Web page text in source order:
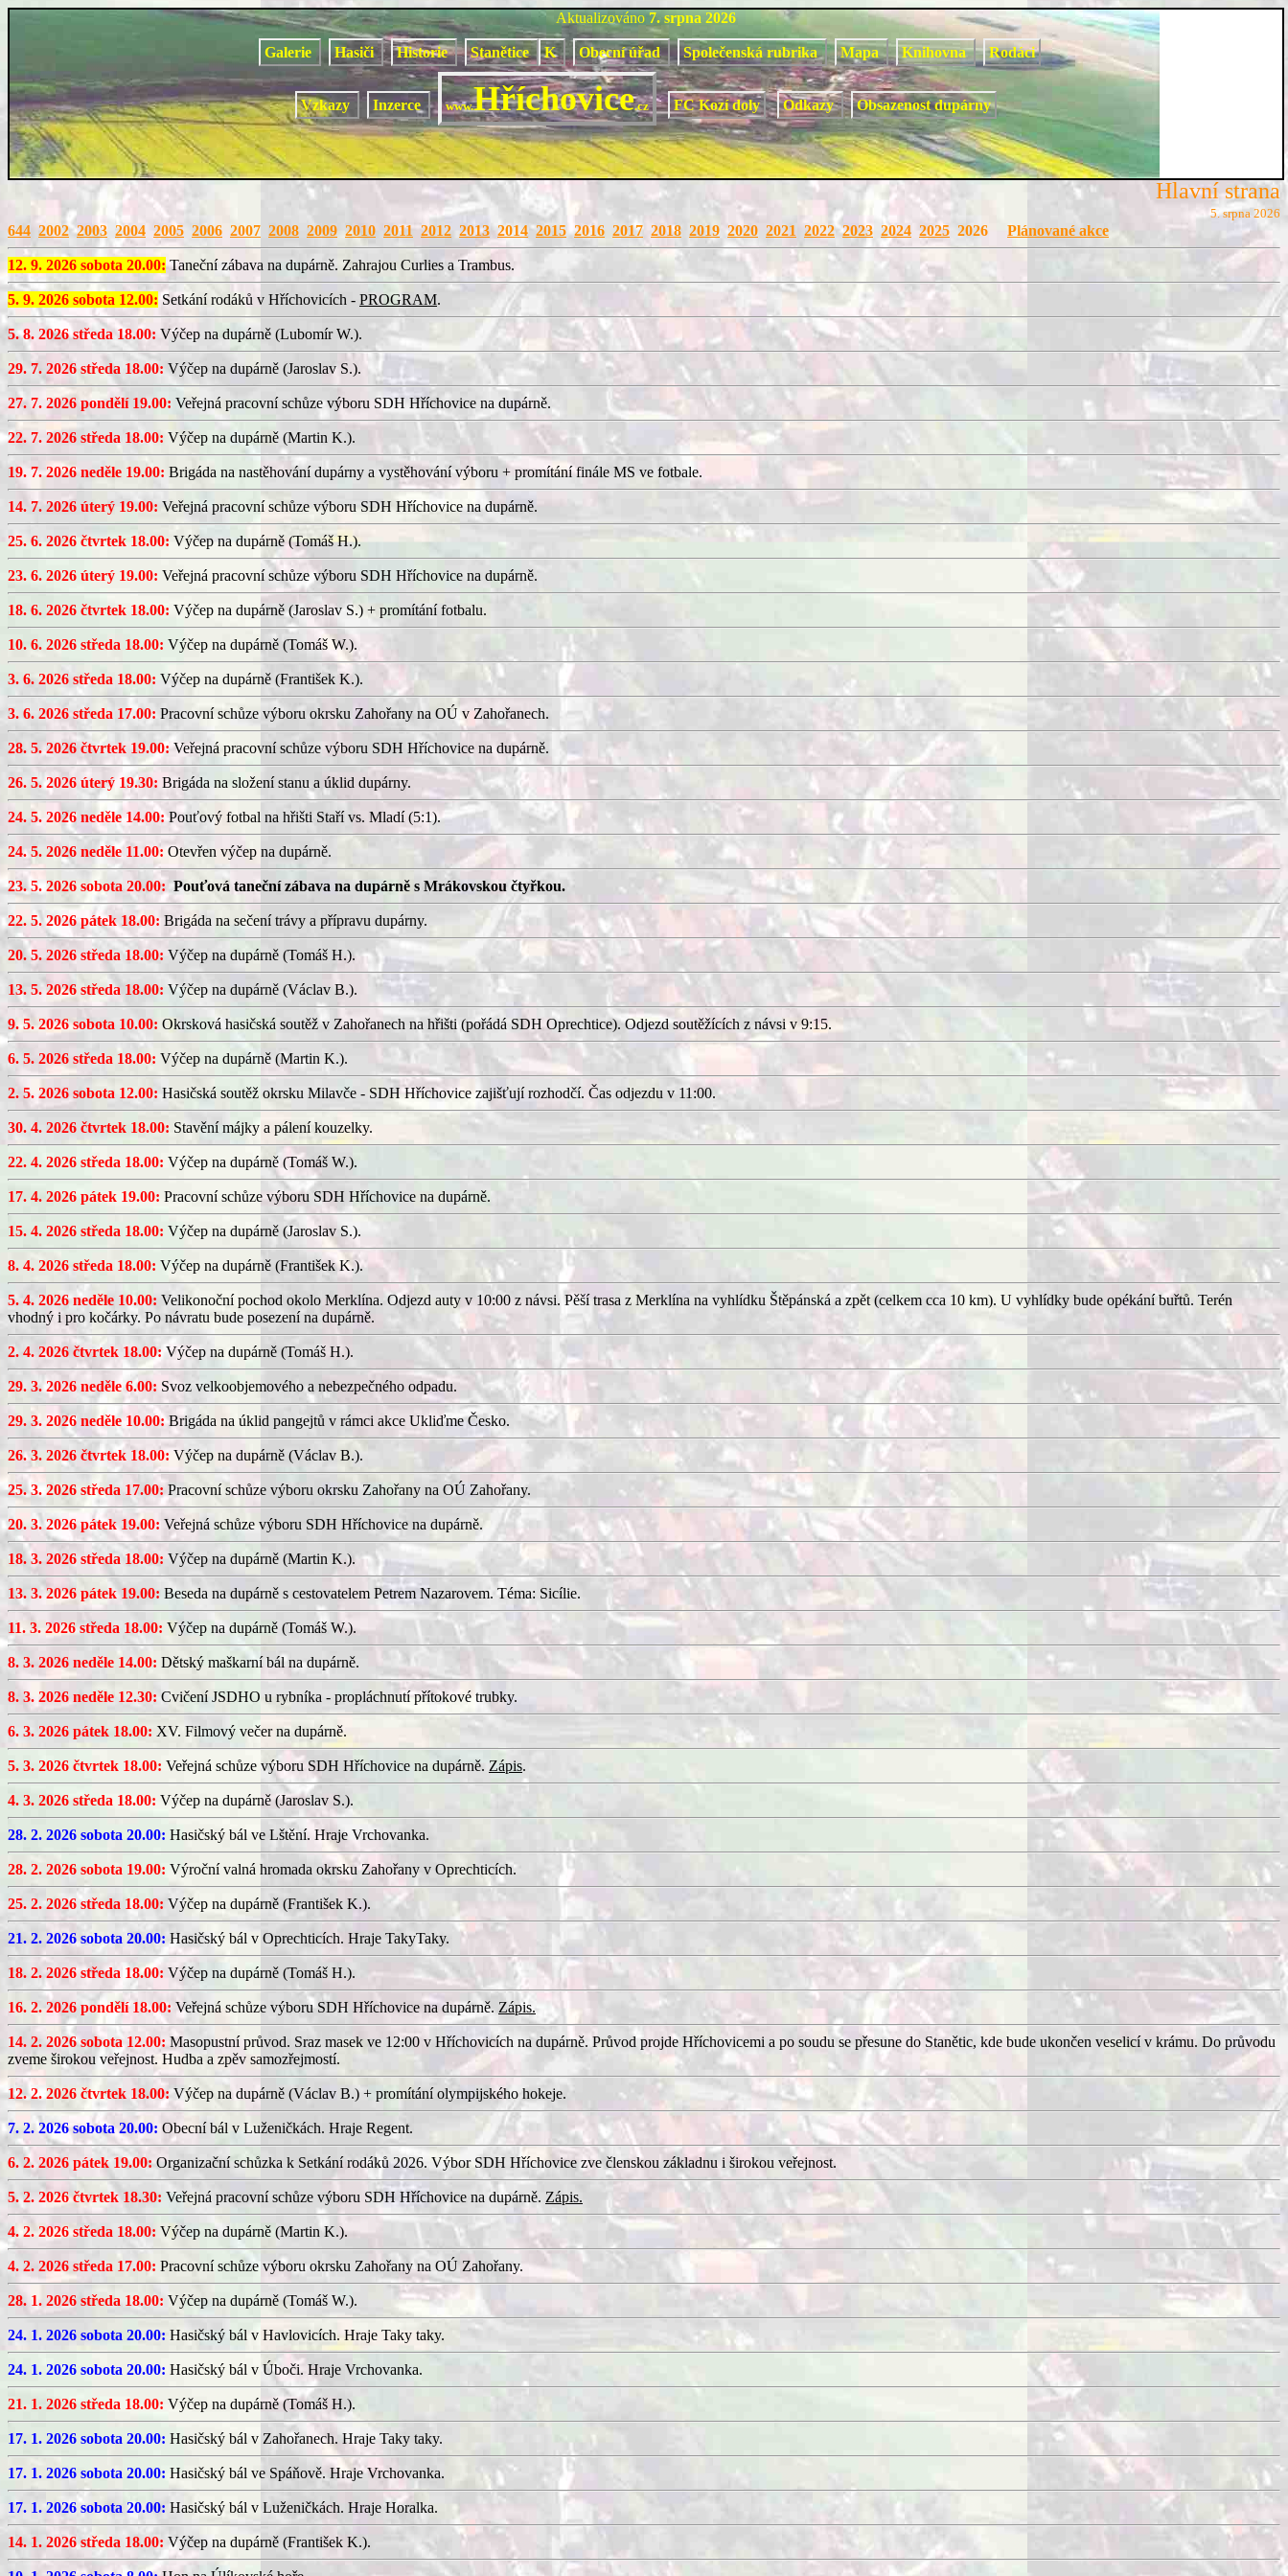
Aktualizováno 7. srpna 2026
Galerie Hasiči Historie Stanětice K Obecní úřad Společenská rubrika Mapa Knihovna Rodáci
Vzkazy Inzerce www.Hříchovice.cz FC Kozí doly Odkazy Obsazenost dupárny
Hlavní strana
5. srpna 2026
644 2002 2003 2004 2005 2006 2007 2008 2009 2010 2011 2012 2013 2014 2015 2016 2017 2018 2019 2020 2021 2022 2023 2024 2025 2026 Plánované akce
12. 9. 2026 sobota 20.00:Taneční zábava na dupárně. Zahrajou Curlies a Trambus.
5. 9. 2026 sobota 12.00: Setkání rodáků v Hříchovicích - PROGRAM.
5. 8. 2026 středa 18.00: Výčep na dupárně (Lubomír W.).
29. 7. 2026 středa 18.00: Výčep na dupárně (Jaroslav S.).
27. 7. 2026 pondělí 19.00: Veřejná pracovní schůze výboru SDH Hříchovice na dupárně.
22. 7. 2026 středa 18.00: Výčep na dupárně (Martin K.).
19. 7. 2026 neděle 19.00: Brigáda na nastěhování dupárny a vystěhování výboru + promítání finále MS ve fotbale.
14. 7. 2026 úterý 19.00: Veřejná pracovní schůze výboru SDH Hříchovice na dupárně.
25. 6. 2026 čtvrtek 18.00: Výčep na dupárně (Tomáš H.).
23. 6. 2026 úterý 19.00: Veřejná pracovní schůze výboru SDH Hříchovice na dupárně.
18. 6. 2026 čtvrtek 18.00: Výčep na dupárně (Jaroslav S.) + promítání fotbalu.
10. 6. 2026 středa 18.00: Výčep na dupárně (Tomáš W.).
3. 6. 2026 středa 18.00: Výčep na dupárně (František K.).
3. 6. 2026 středa 17.00: Pracovní schůze výboru okrsku Zahořany na OÚ v Zahořanech.
28. 5. 2026 čtvrtek 19.00:Veřejná pracovní schůze výboru SDH Hříchovice na dupárně.
26. 5. 2026 úterý 19.30: Brigáda na složení stanu a úklid dupárny.
24. 5. 2026 neděle 14.00:Pouťový fotbal na hřišti Staří vs. Mladí (5:1).
24. 5. 2026 neděle 11.00: Otevřen výčep na dupárně.
23. 5. 2026 sobota 20.00: Pouťová taneční zábava na dupárně s Mrákovskou čtyřkou.
22. 5. 2026 pátek 18.00: Brigáda na sečení trávy a přípravu dupárny.
20. 5. 2026 středa 18.00: Výčep na dupárně (Tomáš H.).
13. 5. 2026 středa 18.00: Výčep na dupárně (Václav B.).
9. 5. 2026 sobota 10.00: Okrsková hasičská soutěž v Zahořanech na hřišti (pořádá SDH Oprechtice). Odjezd soutěžících z návsi v 9:15.
6. 5. 2026 středa 18.00: Výčep na dupárně (Martin K.).
2. 5. 2026 sobota 12.00: Hasičská soutěž okrsku Milavče - SDH Hříchovice zajišťují rozhodčí. Čas odjezdu v 11:00.
30. 4. 2026 čtvrtek 18.00: Stavění májky a pálení kouzelky.
22. 4. 2026 středa 18.00: Výčep na dupárně (Tomáš W.).
17. 4. 2026 pátek 19.00: Pracovní schůze výboru SDH Hříchovice na dupárně.
15. 4. 2026 středa 18.00: Výčep na dupárně (Jaroslav S.).
8. 4. 2026 středa 18.00: Výčep na dupárně (František K.).
5. 4. 2026 neděle 10.00: Velikonoční pochod okolo Merklína. Odjezd auty v 10:00 z návsi. Pěší trasa z Merklína na vyhlídku Štěpánská a zpět (celkem cca 10 km). U vyhlídky bude opékání buřtů. Terén
vhodný i pro kočárky. Po návratu bude posezení na dupárně.
2. 4. 2026 čtvrtek 18.00: Výčep na dupárně (Tomáš H.).
29. 3. 2026 neděle 6.00: Svoz velkoobjemového a nebezpečného odpadu.
29. 3. 2026 neděle 10.00: Brigáda na úklid pangejtů v rámci akce Ukliďme Česko.
26. 3. 2026 čtvrtek 18.00: Výčep na dupárně (Václav B.).
25. 3. 2026 středa 17.00: Pracovní schůze výboru okrsku Zahořany na OÚ Zahořany.
20. 3. 2026 pátek 19.00: Veřejná schůze výboru SDH Hříchovice na dupárně.
18. 3. 2026 středa 18.00: Výčep na dupárně (Martin K.).
13. 3. 2026 pátek 19.00: Beseda na dupárně s cestovatelem Petrem Nazarovem. Téma: Sicílie.
11. 3. 2026 středa 18.00: Výčep na dupárně (Tomáš W.).
8. 3. 2026 neděle 14.00: Dětský maškarní bál na dupárně.
8. 3. 2026 neděle 12.30: Cvičení JSDHO u rybníka - propláchnutí přítokové trubky.
6. 3. 2026 pátek 18.00: XV. Filmový večer na dupárně.
5. 3. 2026 čtvrtek 18.00: Veřejná schůze výboru SDH Hříchovice na dupárně. Zápis.
4. 3. 2026 středa 18.00: Výčep na dupárně (Jaroslav S.).
28. 2. 2026 sobota 20.00: Hasičský bál ve Lštění. Hraje Vrchovanka.
28. 2. 2026 sobota 19.00: Výroční valná hromada okrsku Zahořany v Oprechticích.
25. 2. 2026 středa 18.00: Výčep na dupárně (František K.).
21. 2. 2026 sobota 20.00: Hasičský bál v Oprechticích. Hraje TakyTaky.
18. 2. 2026 středa 18.00: Výčep na dupárně (Tomáš H.).
16. 2. 2026 pondělí 18.00: Veřejná schůze výboru SDH Hříchovice na dupárně. Zápis.
14. 2. 2026 sobota 12.00: Masopustní průvod. Sraz masek ve 12:00 v Hříchovicích na dupárně. Průvod projde Hříchovicemi a po soudu se přesune do Stanětic, kde bude ukončen veselicí v krámu. Do průvodu
zveme širokou veřejnost. Hudba a zpěv samozřejmostí.
12. 2. 2026 čtvrtek 18.00: Výčep na dupárně (Václav B.) + promítání olympijského hokeje.
7. 2. 2026 sobota 20.00: Obecní bál v Luženičkách. Hraje Regent.
6. 2. 2026 pátek 19.00:Organizační schůzka k Setkání rodáků 2026. Výbor SDH Hříchovice zve členskou základnu i širokou veřejnost.
5. 2. 2026 čtvrtek 18.30: Veřejná pracovní schůze výboru SDH Hříchovice na dupárně. Zápis.
4. 2. 2026 středa 18.00: Výčep na dupárně (Martin K.).
4. 2. 2026 středa 17.00: Pracovní schůze výboru okrsku Zahořany na OÚ Zahořany.
28. 1. 2026 středa 18.00: Výčep na dupárně (Tomáš W.).
24. 1. 2026 sobota 20.00: Hasičský bál v Havlovicích. Hraje Taky taky.
24. 1. 2026 sobota 20.00: Hasičský bál v Úboči. Hraje Vrchovanka.
21. 1. 2026 středa 18.00: Výčep na dupárně (Tomáš H.).
17. 1. 2026 sobota 20.00: Hasičský bál v Zahořanech. Hraje Taky taky.
17. 1. 2026 sobota 20.00: Hasičský bál ve Spáňově. Hraje Vrchovanka.
17. 1. 2026 sobota 20.00: Hasičský bál v Luženičkách. Hraje Horalka.
14. 1. 2026 středa 18.00: Výčep na dupárně (František K.).